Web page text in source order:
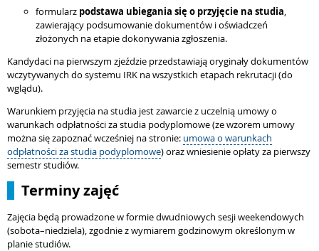
formularz podstawa ubiegania się o przyjęcie na studia,
zawierający podsumowanie dokumentów i oświadczeń
złożonych na etapie dokonywania zgłoszenia.
Kandydaci na pierwszym zjeździe przedstawiają oryginały dokumentów
wczytywanych do systemu IRK na wszystkich etapach rekrutacji (do
wglądu).
Warunkiem przyjęcia na studia jest zawarcie z uczelnią umowy o
warunkach odpłatności za studia podyplomowe (ze wzorem umowy
można się zapoznać wcześniej na stronie: umowa o warunkach
odpłatności za studia podyplomowe) oraz wniesienie opłaty za pierwszy
semestr studiów.
Terminy zajęć
Zajęcia będą prowadzone w formie dwudniowych sesji weekendowych
(sobota–niedziela), zgodnie z wymiarem godzinowym określonym w
planie studiów.